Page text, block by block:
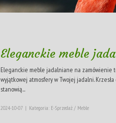
Eleganckie meble
Eleganckie meble jadalniane na zamówienie
wyjątkowej atmosfery w Twojej jadalni.
stanowią...
2024-10-07 | Kategoria: E-Sprzedaż / Meble